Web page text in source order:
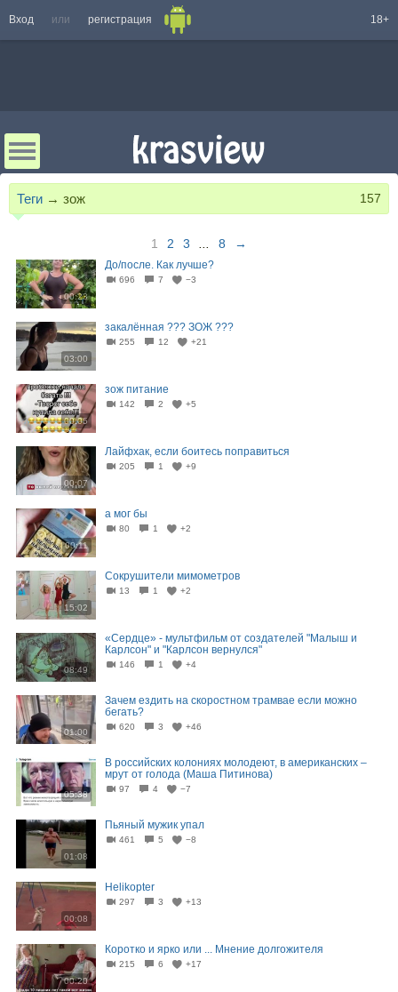
Вход или регистрация 18+
Теги → зож 157
1 2 3 8 →
00:23
До/после. Как лучше?
696 7 −3
03:00
закалённая ??? ЗОЖ ???
255 12 +21
00:05
зож питание
142 2 +5
00:07
Лайфхак, eсли боитесь поправиться
205 1 +9
00:11
а мог бы
80 1 +2
15:02
Сокрушители мимометров
13 1 +2
08:49
«Сердце» - мультфильм от создателей "Малыш и
Карлсон" и "Карлсон вернулся"
146 1 +4
01:00
Зачем ездить на скоростном трамвае если можно
бегать?
620 3 +46
05:38
В российских колониях молодеют, в американских –
мрут от голода (Маша Питинова)
97 4 −7
01:08
Пьяный мужик упал
461 5 −8
00:08
Helikopter
297 3 +13
00:20
Коротко и ярко или ... Мнение долгожителя
215 6 +17